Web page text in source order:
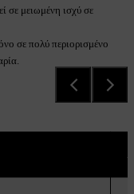
σε μειωμένη ισχύ σε
σε πολύ περιορισμένο